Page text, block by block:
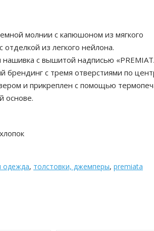
молнии с капюшоном из мягкого
отделкой из легкого нейлона.
нашивка с вышитой надписью
брендинг с тремя отверстиями по
и прикреплен с помощью
основе.
одежда, толстовки, джемперы, premiata